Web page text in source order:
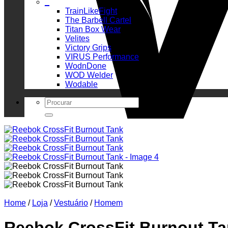
TrainLikeFight
The Barbell Cartel
Titan Box Wear
Velites
Victory Grips
VIRUS Performance
WodnDone
WOD Welder
Wodable
Search
for:
Home / Loja / Vestuário / Homem